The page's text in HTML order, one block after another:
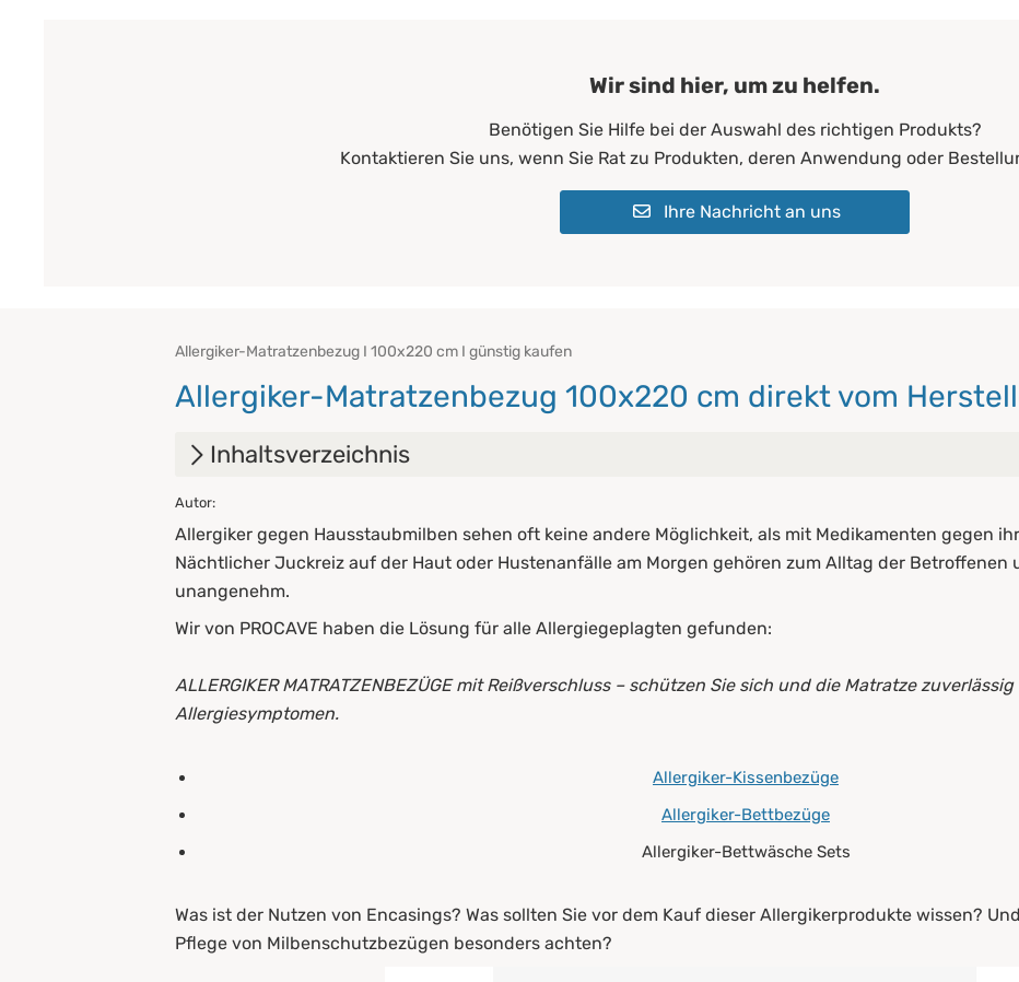
Wir sind hier, um zu helfen.
Benötigen Sie Hilfe bei der Auswahl des richtigen Produkts?
Kontaktieren Sie uns, wenn Sie Rat zu Produkten, deren Anwendung oder
Ihre Nachricht an uns
Allergiker-Matratzenbezug I 100x220 cm I günstig kaufen
Allergiker-Matratzenbezug 100x220 cm direkt vom
Inhaltsverzeichnis
1.
2. Milben lieben Matratzen ? warum?
3. Ein Allergiker Matratzenbezug macht das Leben leichter
Ein Encasing für die Matratze alleine reicht nicht aus
5. Die Funktionsweise von Matratzen-Encasings
Woraus werden Encasing-Matratzenbezüge gefertigt?
Autor:
Allergiker gegen Hausstaubmilben sehen oft keine andere Möglichkeit, als mit Medikamenten gegen
Nächtlicher Juckreiz auf der Haut oder Hustenanfälle am Morgen gehören zum Alltag der Betroffenen
unangenehm.
Wir von PROCAVE haben die Lösung für alle Allergiegeplagten gefunden:
ALLERGIKER MATRATZENBEZÜGE mit Reißverschluss – schützen Sie sich und die Matratzezuverlässig
Allergiesymptomen.
Allergiker-Kissenbezüge
Allergiker-Bettbezüge
Allergiker-Bettwäsche Sets
Was ist der Nutzen von Encasings? Was sollten Sie vor dem Kauf dieser Allergikerprodukte wissen?
Pflege von Milbenschutzbezügen besonders achten?